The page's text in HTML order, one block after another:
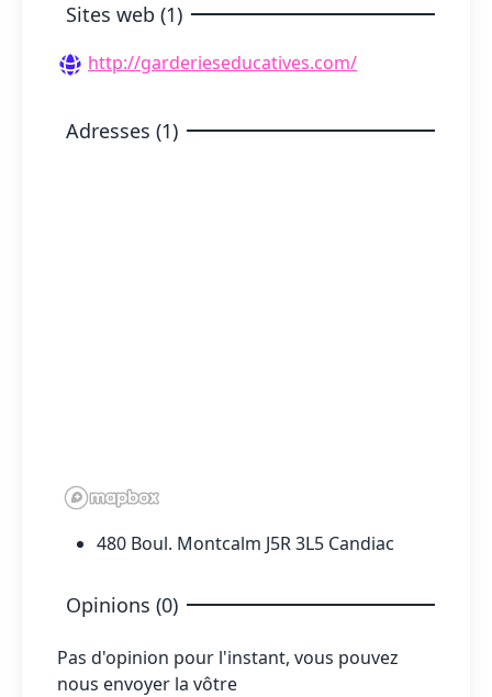
Sites web (1)
http://garderieseducatives.com/
Adresses (1)
480 Boul. Montcalm J5R 3L5 Candiac
Opinions (0)
Pas d'opinion pour l'instant, vous pouvez
nous envoyer la vôtre